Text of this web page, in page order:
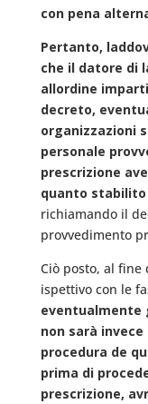
con pena
Pertanto,
che il datore di
allordine
decreto,
organizzazioni
personale
prescrizione
quanto stabilito
richiamando il
provvedimento
Ciò posto, al fine
ispettivo con le
eventualmente
non sarà invece
procedura de
prima di
prescrizione,